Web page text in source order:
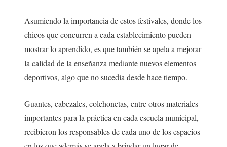
Asumiendo la importancia de estos festivales, donde los
chicos que concurren a cada establecimiento pueden
mostrar lo aprendido, es que también se apela a mejorar
la calidad de la enseñanza mediante nuevos elementos
deportivos, algo que no sucedía desde hace tiempo.
Guantes, cabezales, colchonetas, entre otros materiales
importantes para la práctica en cada escuela municipal,
recibieron los responsables de cada uno de los espacios